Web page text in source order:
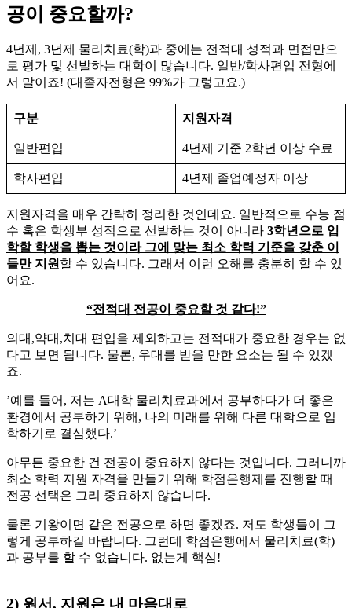
공이 중요할까?
4년제, 3년제 물리치료(학)과 중에는 전적대 성적과 면접만으
로 평가 및 선발하는 대학이 많습니다. 일반/학사편입 전형에
서 말이죠! (대졸자전형은 99%가 그렇고요.)
​구분 지원자격
일반편입 4년제 기준 2학년 이상 수료
학사편입 4년제 졸업예정자 이상
지원자격을 매우 간략히 정리한 것인데요. 일반적으로 수능 점
수 혹은 학생부 성적으로 선발하는 것이 아니라 3학년으로 입
학할 학생을 뽑는 것이라 그에 맞는 최소 학력 기준을 갖춘 이
들만 지원할 수 있습니다. 그래서 이런 오해를 충분히 할 수 있
어요.
“전적대 전공이 중요할 것 같다!”
​의대,약대,치대 편입을 제외하고는 전적대가 중요한 경우는 없
다고 보면 됩니다. 물론, 우대를 받을 만한 요소는 될 수 있겠
죠.
​’예를 들어, 저는 A대학 물리치료과에서 공부하다가 더 좋은
환경에서 공부하기 위해, 나의 미래를 위해 다른 대학으로 입
학하기로 결심했다.’
​아무튼 중요한 건 전공이 중요하지 않다는 것입니다. 그러니까
최소 학력 지원 자격을 만들기 위해 학점은행제를 진행할 때
전공 선택은 그리 중요하지 않습니다.
​물론 기왕이면 같은 전공으로 하면 좋겠죠. 저도 학생들이 그
렇게 공부하길 바랍니다. 그런데 학점은행에서 물리치료(학)
과 공부를 할 수 없습니다. 없는게 핵심!
2) 원서, 지원은 내 마음대로